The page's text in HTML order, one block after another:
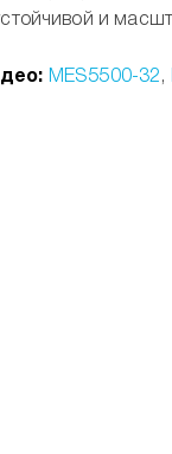
и
MES5500-32 ,